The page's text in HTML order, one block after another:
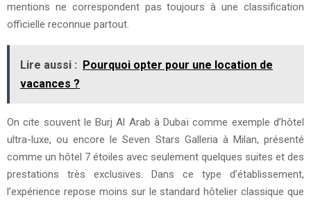
mentions ne correspondent pas toujours à une classification
officielle reconnue partout.
Lire aussi :
Pourquoi opter pour une location de
vacances ?
On cite souvent le Burj Al Arab à Dubaï comme exemple d’hôtel
ultra-luxe, ou encore le Seven Stars Galleria à Milan, présenté
comme un hôtel 7 étoiles avec seulement quelques suites et des
prestations très exclusives. Dans ce type d’établissement,
l’expérience repose moins sur le standard hôtelier classique que